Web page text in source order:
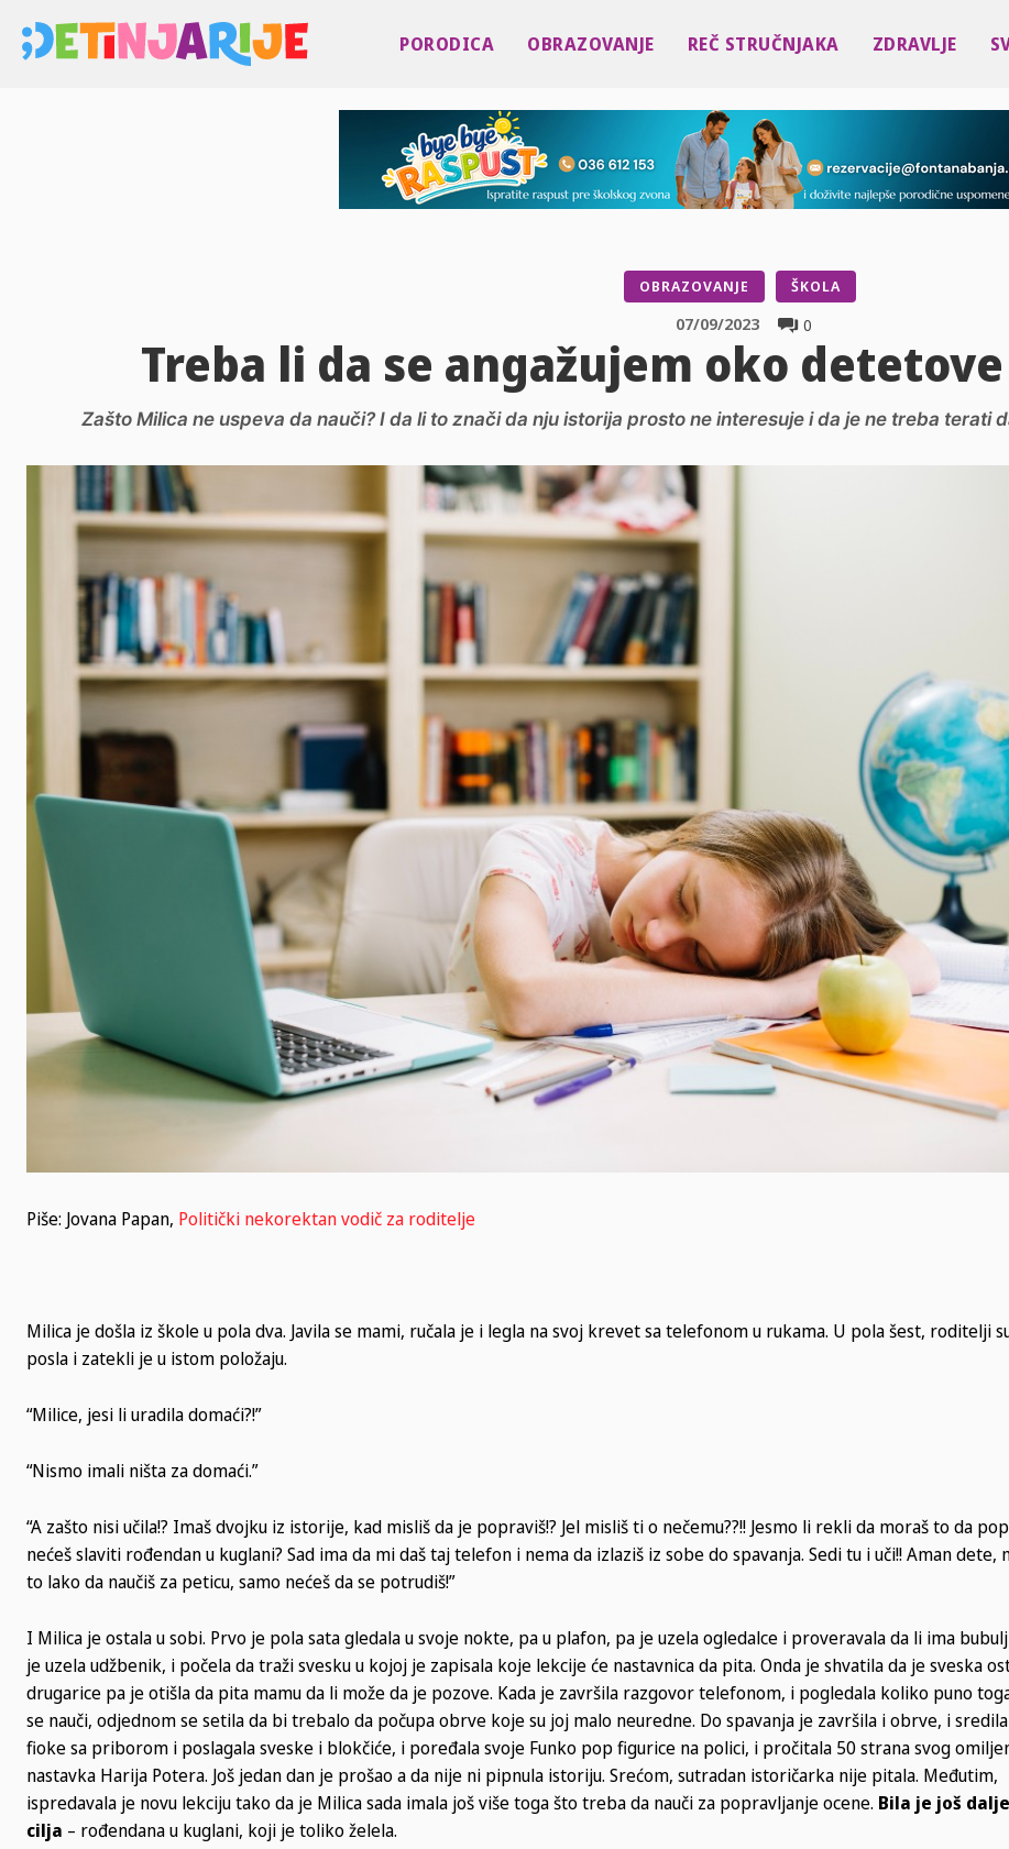
PORODICA OBRAZOVANJE REČ STRUČNJAKA ZDRAVLJE
OBRAZOVANJE ŠKOLA
0
07/09/2023
Treba li da se angažujem oko
Zašto Milica ne uspeva da nauči? I da li to znači da nju istorija prosto ne interesuje i da je ne treba terati
Piše: Jovana Papan, Politički nekorektan vodič za roditelje
Milica je došla iz škole u pola dva. Javila se mami, ručala je i legla na svoj krevet sa telefonom u rukama. U pola šest, roditelji
posla i zatekli je u istom položaju.
“Milice, jesi li uradila domaći?!”
“Nismo imali ništa za domaći.”
“A zašto nisi učila!? Imaš dvojku iz istorije, kad misliš da je popraviš!? Jel misliš ti o nečemu??!! Jesmo li rekli da moraš to da
nećeš slaviti rođendan u kuglani? Sad ima da mi daš taj telefon i nema da izlaziš iz sobe do spavanja. Sedi tu i uči!! Aman dete,
to lako da naučiš za peticu, samo nećeš da se potrudiš!”
I Milica je ostala u sobi. Prvo je pola sata gledala u svoje nokte, pa u plafon, pa je uzela ogledalce i proveravala da li ima
je uzela udžbenik, i počela da traži svesku u kojoj je zapisala koje lekcije će nastavnica da pita. Onda je shvatila da je sveska
drugarice pa je otišla da pita mamu da li može da je pozove. Kada je završila razgovor telefonom, i pogledala koliko puno
se nauči, odjednom se setila da bi trebalo da počupa obrve koje su joj malo neuredne. Do spavanja je završila i obrve, i
fioke sa priborom i poslagala sveske i blokčiće, i poređala svoje Funko pop figurice na polici, i pročitala 50 strana svog
nastavka Harija Potera. Još jedan dan je prošao a da nije ni pipnula istoriju. Srećom, sutradan istoričarka nije pitala. Međutim,
ispredavala je novu lekciju tako da je Milica sada imala još više toga što treba da nauči za popravljanje ocene. Bila je još
cilja – rođendana u kuglani, koji je toliko želela.